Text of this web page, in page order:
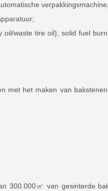
verpakkingsmachine;
waste tire oil), solid fuel
met het maken van
300.000㎡ van gesinterde